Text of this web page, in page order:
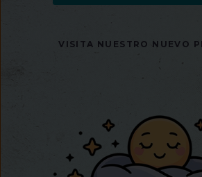
VISITA NUESTRO NUEVO